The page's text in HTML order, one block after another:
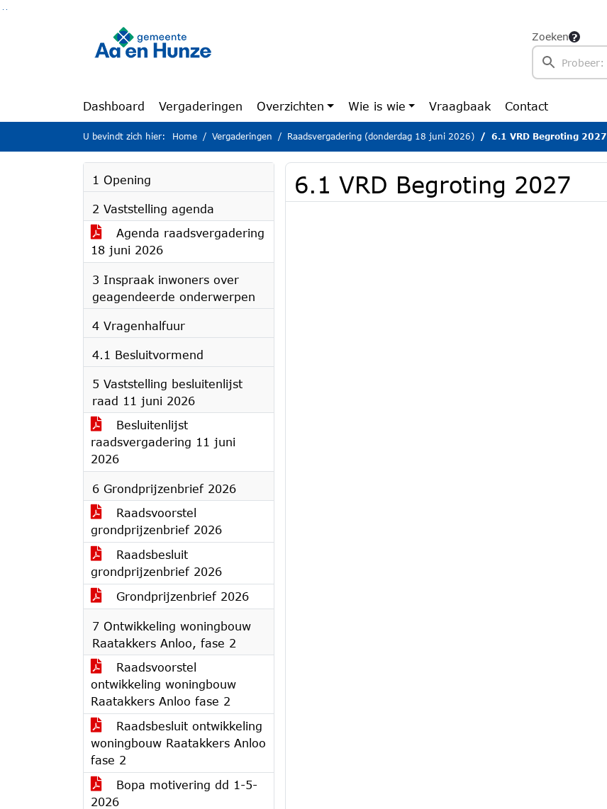
Zoeken
Dashboard Vergaderingen Overzichten Wie is wie Vraagbaak Contact
U bevindt zich hier: Home Vergaderingen Raadsvergadering (donderdag 18 juni 2026) 6.1 VRD Begroting 2027
1 Opening
2 Vaststelling agenda
Agenda raadsvergadering
18 juni 2026
3 Inspraak inwoners over
geagendeerde onderwerpen
4 Vragenhalfuur
4.1 Besluitvormend
5 Vaststelling besluitenlijst
raad 11 juni 2026
Besluitenlijst
raadsvergadering 11 juni
2026
6 Grondprijzenbrief 2026
Raadsvoorstel
grondprijzenbrief 2026
Raadsbesluit
grondprijzenbrief 2026
Grondprijzenbrief 2026
7 Ontwikkeling woningbouw
Raatakkers Anloo, fase 2
Raadsvoorstel
ontwikkeling woningbouw
Raatakkers Anloo fase 2
Raadsbesluit ontwikkeling
woningbouw Raatakkers Anloo
fase 2
Bopa motivering dd 1-5-
2026
6.1 VRD Begroting 2027